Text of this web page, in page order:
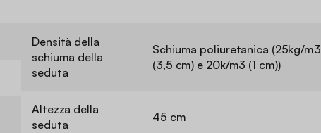
Densità della
schiuma della
seduta
Schiuma poliuretanica (25kg/m3
(3,5 cm) e 20k/m3 (1 cm))
Altezza della
seduta
45 cm